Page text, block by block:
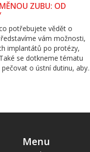
ZUBU: OD
potřebujete vědět o
vám možnosti,
implantátů po protézy,
se dotkneme tématu
o ústní dutinu, aby
Cílem je poskytnout
lépe pochopit proces a
budoucí ústní zdravotní
Menu